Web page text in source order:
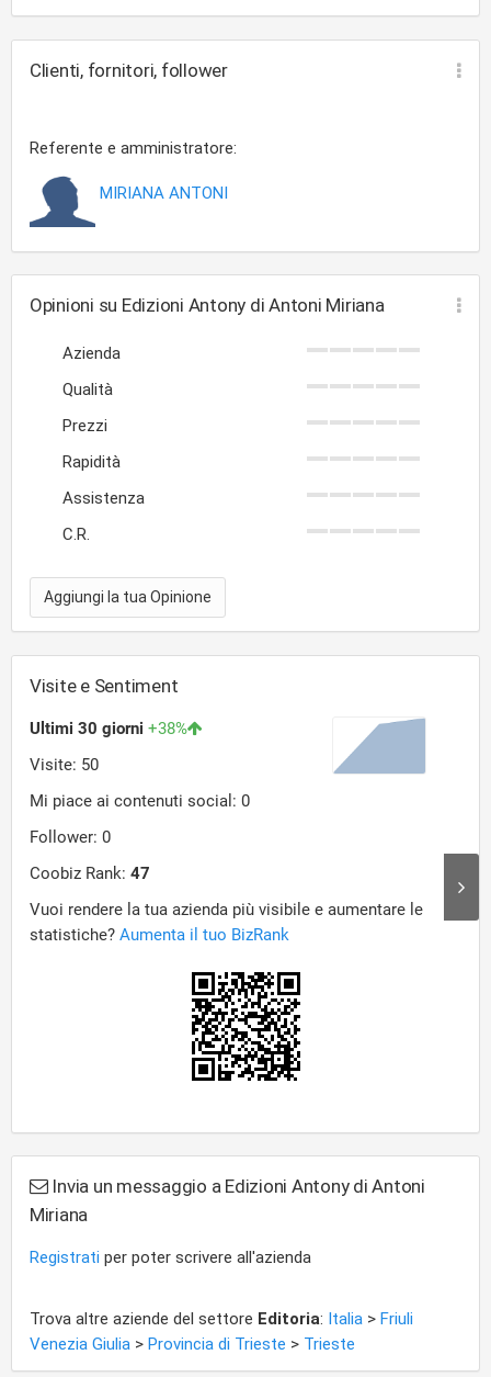
Clienti, fornitori, follower
Referente e amministratore:
MIRIANA ANTONI
Opinioni su Edizioni Antony di Antoni Miriana
Azienda
Qualità
Prezzi
Rapidità
Assistenza
C.R.
Aggiungi la tua Opinione
Visite e Sentiment
Invia un messaggio a Edizioni Antony di Antoni
Miriana
Registrati per poter scrivere all'azienda
Trova altre aziende del settore Editoria: Italia > Friuli
Venezia Giulia > Provincia di Trieste > Trieste